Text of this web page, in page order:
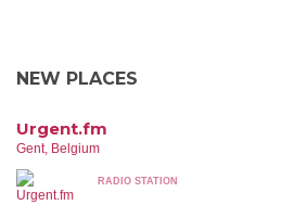
NEW PLACES
Urgent.fm
Gent, Belgium
RADIO STATION